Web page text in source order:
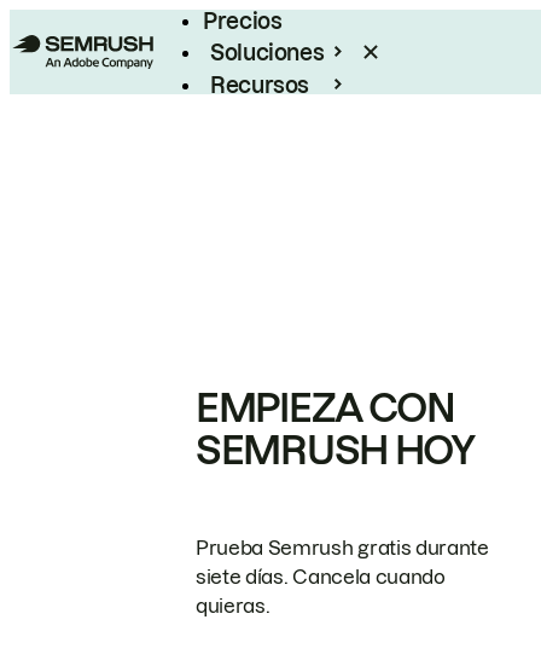
Precios
Soluciones
Recursos
EMPIEZA CON
SEMRUSH HOY
Prueba Semrush gratis durante
siete días. Cancela cuando
quieras.